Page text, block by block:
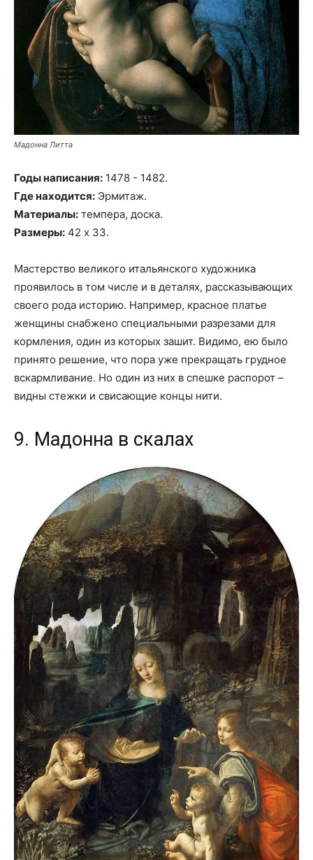
Мадонна Литта
Годы написания: 1478 - 1482.
Где находится: Эрмитаж.
Материалы: темпера, доска.
Размеры: 42 х 33.
Мастерство великого итальянского художника
проявилось в том числе и в деталях, рассказывающих
своего рода историю. Например, красное платье
женщины снабжено специальными разрезами для
кормления, один из которых зашит. Видимо, ею было
принято решение, что пора уже прекращать грудное
вскармливание. Но один из них в спешке распорот –
видны стежки и свисающие концы нити.
9. Мадонна в скалах